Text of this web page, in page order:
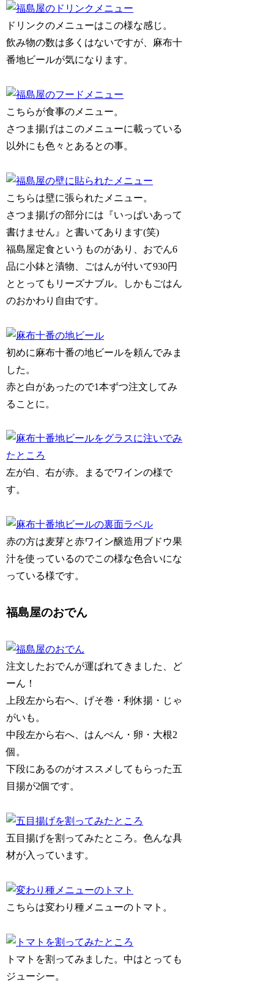
ドリンクのメニューはこの様な感じ。
飲み物の数は多くはないですが、麻布十
番地ビールが気になります。
こちらが食事のメニュー。
さつま揚げはこのメニューに載っている
以外にも色々とあるとの事。
こちらは壁に張られたメニュー。
さつま揚げの部分には『いっぱいあって
書けません』と書いてあります(笑)
福島屋定食というものがあり、おでん6
品に小鉢と漬物、ごはんが付いて930円
ととってもリーズナブル。しかもごはん
のおかわり自由です。
初めに麻布十番の地ビールを頼んでみま
した。
赤と白があったので1本ずつ注文してみ
ることに。
左が白、右が赤。まるでワインの様で
す。
赤の方は麦芽と赤ワイン醸造用ブドウ果
汁を使っているのでこの様な色合いにな
っている様です。
福島屋のおでん
注文したおでんが運ばれてきました、ど
ーん！
上段左から右へ、げそ巻・利休揚・じゃ
がいも。
中段左から右へ、はんぺん・卵・大根2
個。
下段にあるのがオススメしてもらった五
目揚が2個です。
五目揚げを割ってみたところ。色んな具
材が入っています。
こちらは変わり種メニューのトマト。
トマトを割ってみました。中はとっても
ジューシー。